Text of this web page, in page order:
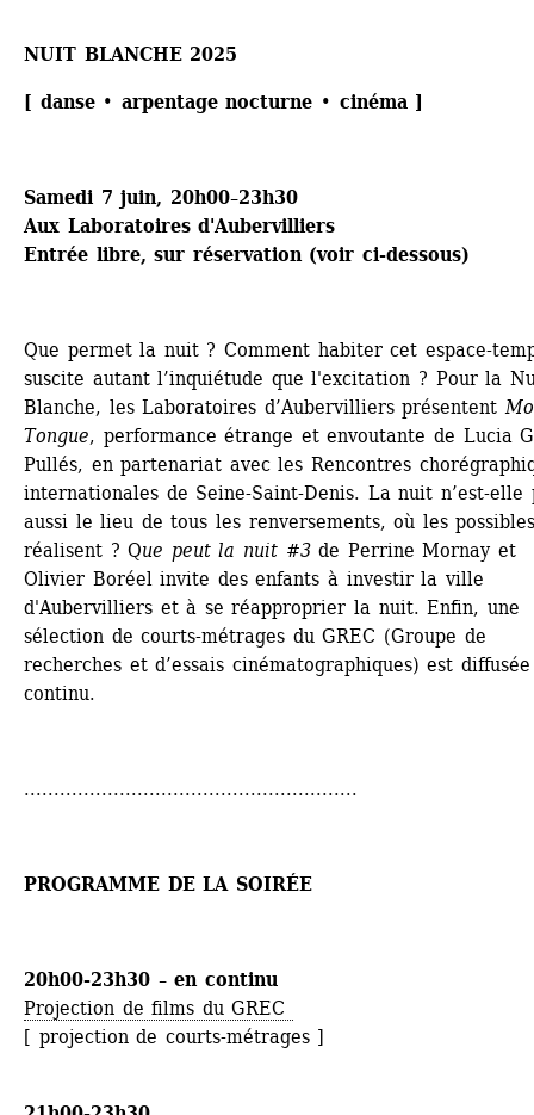
NUIT BLANCHE 2025
[ danse • arpentage nocturne • cinéma ]
Samedi 7 juin, 20h00–23h30
Aux Laboratoires d'Aubervilliers
Entrée libre, sur réservation (voir ci-dessous)
Que permet la nuit ? Comment habiter cet espace-
suscite autant l’inquiétude que l'excitation ? Pour la
Blanche, les Laboratoires d’Aubervilliers présentent
Tongue, performance étrange et envoutante de Lucia
Pullés, en partenariat avec les Rencontres
internationales de Seine-Saint-Denis. La nuit n’est-elle
aussi le lieu de tous les renversements, où les
réalisent ? Que peut la nuit #3de Perrine Mornay et
Olivier Boréel invite des enfants à investir la ville
d'Aubervilliers et à se réapproprier la nuit. Enfin, une
sélection de courts-métrages du GREC (Groupe de
recherches et d’essais cinématographiques) est
continu.
........................................................
PROGRAMME DE LA SOIRÉE
20h00-23h30 – en continu
Projection de films du GREC
[ projection de courts-métrages ]